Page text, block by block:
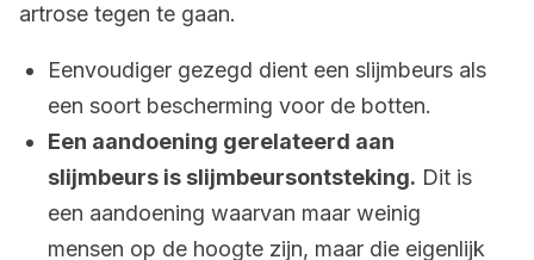
artrose tegen te gaan.
Eenvoudiger gezegd dient een slijmbeurs als
een soort bescherming voor de botten.
Een aandoening gerelateerd aan
slijmbeurs is slijmbeursontsteking. Dit is
een aandoening waarvan maar weinig
mensen op de hoogte zijn, maar die eigenlijk